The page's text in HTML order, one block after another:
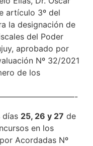
artículo 3º del
la designación de
del Poder
aprobado por
Nº 32/2021
de los
días 25, 26 y 27 de
en los
Acordadas Nº